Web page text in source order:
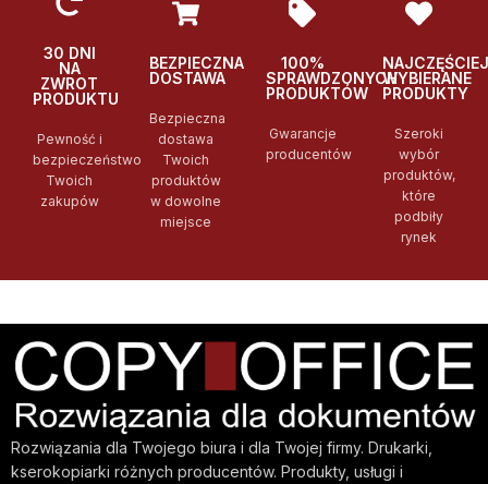
30 DNI
NA
ZWROT
PRODUKTU
Pewność i
bezpieczeństwo
Twoich
zakupów
BEZPIECZNA
DOSTAWA
Bezpieczna
dostawa
Twoich
produktów
w dowolne
miejsce
100%
SPRAWDZONYCH
PRODUKTÓW
Gwarancje
producentów
NAJCZĘŚCIEJ
WYBIERANE
PRODUKTY
Szeroki
wybór
produktów,
które
podbiły
rynek
Rozwiązania dla Twojego biura i dla Twojej firmy. Drukarki,
kserokopiarki różnych producentów. Produkty, usługi i